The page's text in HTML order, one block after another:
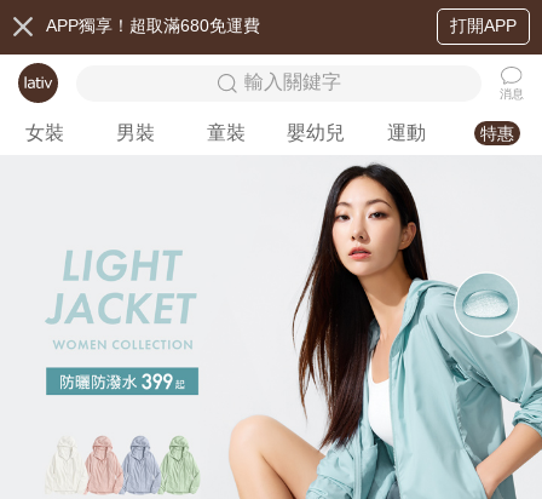
APP獨享！超取滿680免運費 打開APP
輸入關鍵字
消息
女裝 男裝 童裝 嬰幼兒 運動 特惠